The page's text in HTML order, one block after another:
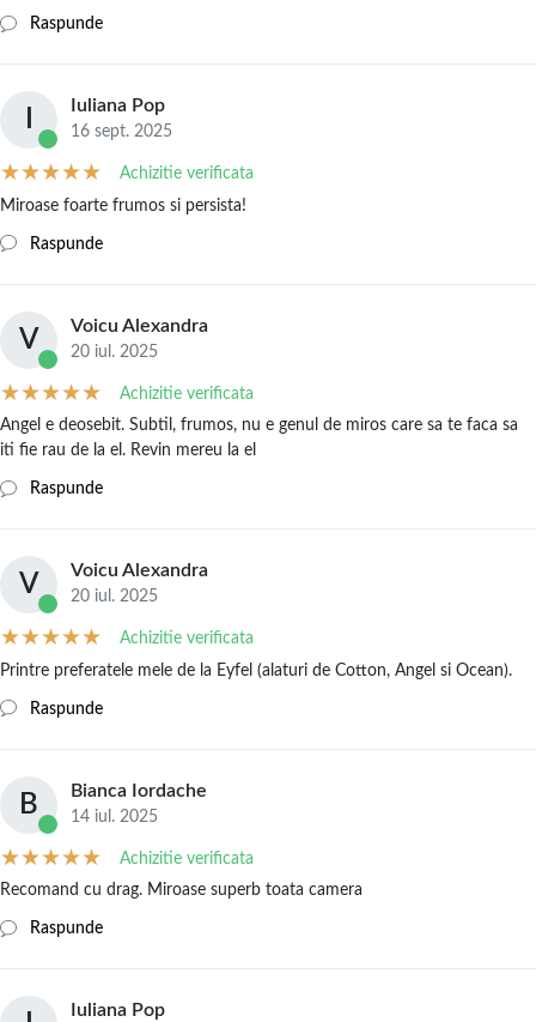
Raspunde
Iuliana Pop
16 sept. 2025
Achizitie verificata
Miroase foarte frumos si persista!
Raspunde
V Voicu Alexandra
20 iul. 2025
Achizitie verificata
Angel e deosebit. Subtil, frumos, nu e genul de miros care sa te faca sa
iti fie rau de la el. Revin mereu la el
Raspunde
V Voicu Alexandra
20 iul. 2025
Achizitie verificata
Printre preferatele mele de la Eyfel (alaturi de Cotton, Angel si Ocean).
Raspunde
B Bianca Iordache
14 iul. 2025
Achizitie verificata
Recomand cu drag. Miroase superb toata camera
Raspunde
Iuliana Pop